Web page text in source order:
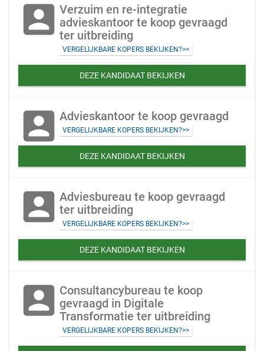
account_box Verzuim en re-integratie
advieskantoor te koop gevraagd
ter uitbreiding
VERGELIJKBARE KOPERS BEKIJKEN?>>
DEZE KANDIDAAT BEKIJKEN
account_box Advieskantoor te koop gevraagd
VERGELIJKBARE KOPERS BEKIJKEN?>>
DEZE KANDIDAAT BEKIJKEN
account_box Adviesbureau te koop gevraagd
ter uitbreiding
VERGELIJKBARE KOPERS BEKIJKEN?>>
DEZE KANDIDAAT BEKIJKEN
account_box Consultancybureau te koop
gevraagd in Digitale
Transformatie ter uitbreiding
VERGELIJKBARE KOPERS BEKIJKEN?>>